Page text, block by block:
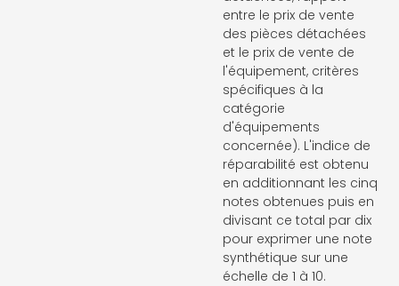
entre le prix de vente
des pièces détachées
et le prix de vente de
l'équipement, critères
spécifiques à la
catégorie
d'équipements
concernée). L'indice de
réparabilité est obtenu
en additionnant les cinq
notes obtenues puis en
divisant ce total par dix
pour exprimer une note
synthétique sur une
échelle de 1 à 10.